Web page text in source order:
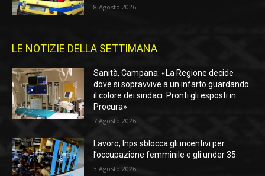
8 Agosto 2026
LE NOTIZIE DELLA SETTIMANA
Sanità, Campana: «La Regione decide
dove si sopravvive a un infarto guardando
il colore dei sindaci. Pronti gli esposti in
Procura»
7 Agosto 2026
Lavoro, Inps sblocca gli incentivi per
l’occupazione femminile e gli under 35
3 Agosto 2026